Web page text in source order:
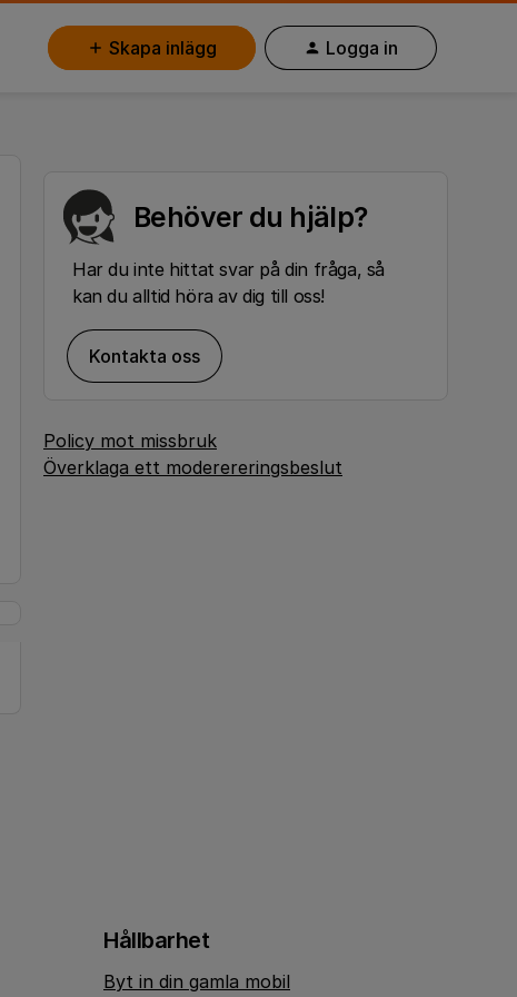
Skapa inlägg Logga in
Behöver du hjälp?
Har du inte hittat svar på din fråga, så
kan du alltid höra av dig till oss!
Kontakta oss
Policy mot missbruk
Överklaga ett moderereringsbeslut
Hållbarhet
Byt in din gamla mobil